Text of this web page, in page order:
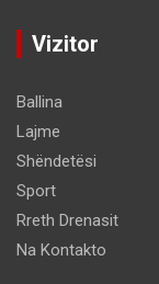
Vizitor
Ballina
Lajme
Shëndetësi
Sport
Rreth Drenasit
Na Kontakto